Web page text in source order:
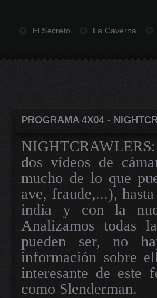
El Secreto La Caverna
PROGRAMA 4X04 -
NIGHTCRAWLERS:
dos vídeos de
mucho de lo que
ave, fraude,...),
india y con la
Analizamos todas
pueden ser, no
información sobre
interesante de este
como Slenderman.